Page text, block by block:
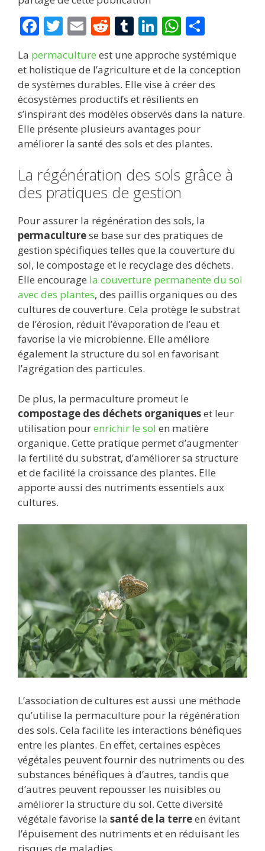
F
e
b
o
o
k
T
w
itt
er
E
ai
l
R
d
di
t
T
m
bl
r
Li
k
e
dI
n
W
at
s
A
p
p
ar
ta
g
La permaculture est une approche systémique
et holistique de l’agriculture et de la conception
de systèmes durables. Elle vise à créer des
écosystèmes productifs et résilients en
s’inspirant des modèles observés dans la nature.
Elle présente plusieurs avantages pour
améliorer la santé des sols et des plantes.
La régénération des sols grâce à
des pratiques de gestion
Pour assurer la régénération des sols, la
permaculturese base sur des pratiques de
gestion spécifiques telles que la couverture du
sol, le compostage et le recyclage des déchets.
Elle encourage la couverture permanente du sol
avec des plantes, des paillis organiques ou des
cultures de couverture. Cela protège le substrat
de l’érosion, réduit l’évaporation de l’eau et
favorise la vie microbienne. Elle améliore
également la structure du sol en favorisant
l’agrégation des particules.
De plus, la permaculture promeut le
compostage des déchets organiqueset leur
utilisation pourenrichir le sol en matière
organique. Cette pratique permet d’augmenter
la fertilité du substrat, d’améliorer sa structure
et de facilité la croissance des plantes. Elle
apporte aussi des nutriments essentiels aux
cultures.
L’association de cultures est aussi une méthode
qu’utilise la permaculture pour la régénération
des sols. Cela facilite les interactions bénéfiques
entre les plantes. En effet, certaines espèces
végétales peuvent fournir des nutriments ou des
substances bénéfiques à d’autres, tandis que
d’autres peuvent repousser les nuisibles ou
améliorer la structure du sol. Cette diversité
végétale favorise la santé de la terreen évitant
l’épuisement des nutriments et en réduisant les
risques de maladies.